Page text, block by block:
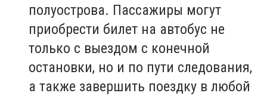
полуострова. Пассажиры могут
приобрести билет на автобус не
только с выездом с конечной
остановки, но и по пути следования,
а также завершить поездку в любой